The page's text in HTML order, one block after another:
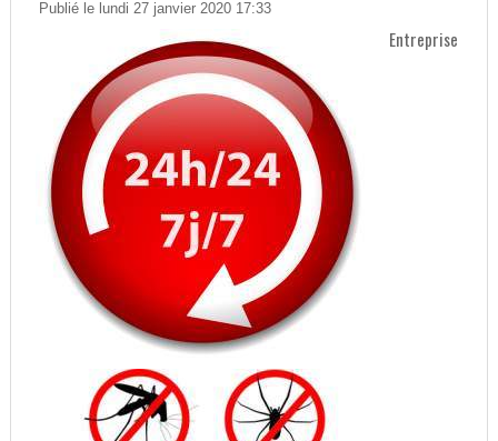
Publié le lundi 27 janvier 2020 17:33
Entreprise